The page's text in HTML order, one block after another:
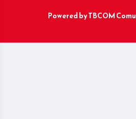
Powered byTBCOM